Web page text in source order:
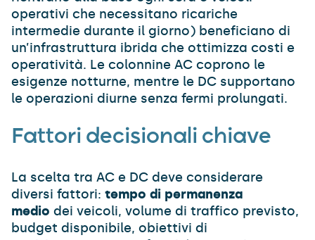
operativi che necessitano ricariche
intermedie durante il giorno) beneficiano di
un’infrastruttura ibrida che ottimizza costi e
operatività. Le colonnine AC coprono le
esigenze notturne, mentre le DC supportano
le operazioni diurne senza fermi prolungati.
Fattori decisionali chiave
La scelta tra AC e DC deve considerare
diversi fattori: tempo di permanenza
medio dei veicoli, volume di traffico previsto,
budget disponibile, obiettivi di